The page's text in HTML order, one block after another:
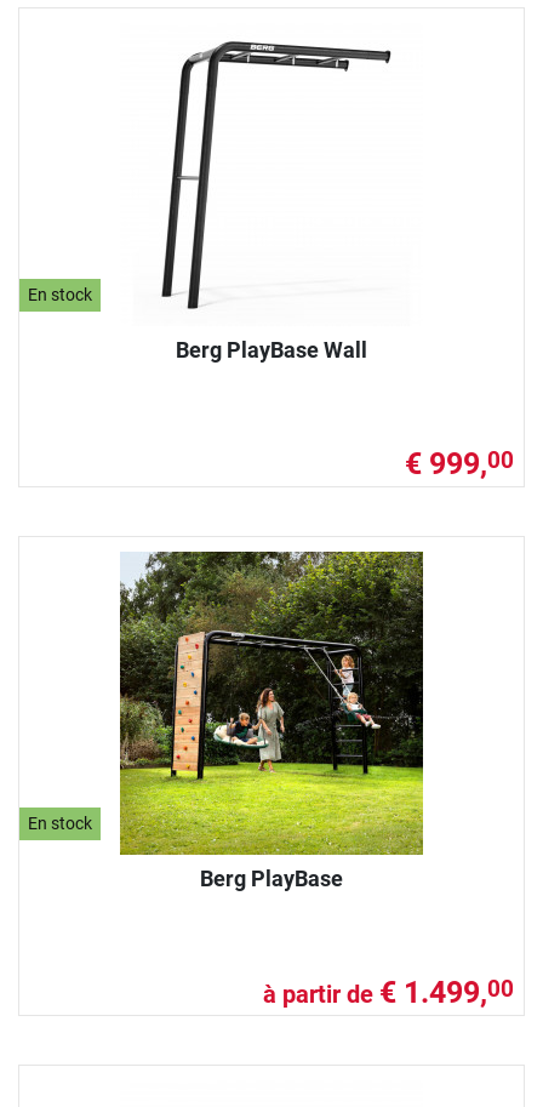
En stock
Berg PlayBase Wall
€ 999,00
En stock
Berg PlayBase
à partir de € 1.499,00